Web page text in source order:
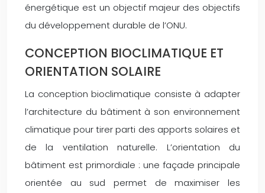
énergétique est un objectif majeur des objectifs
du développement durable de l’ONU.
CONCEPTION BIOCLIMATIQUE ET
ORIENTATION SOLAIRE
La conception bioclimatique consiste à adapter
l’architecture du bâtiment à son environnement
climatique pour tirer parti des apports solaires et
de la ventilation naturelle. L’orientation du
bâtiment est primordiale : une façade principale
orientée au sud permet de maximiser les